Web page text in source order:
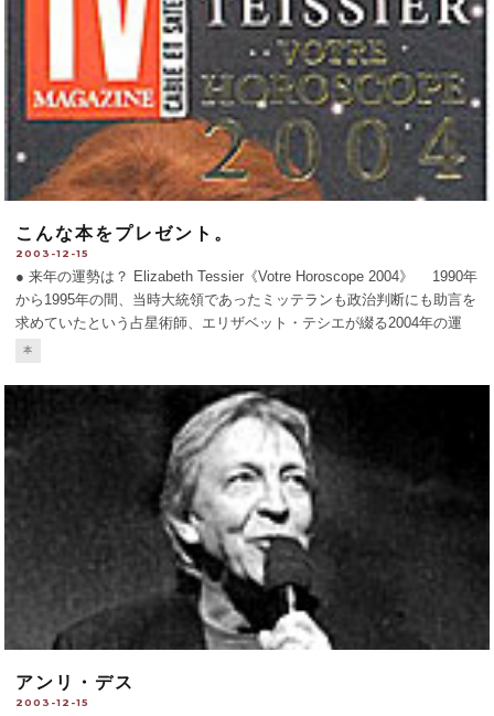
こんな本をプレゼント。
2003-12-15
● 来年の運勢は？ Elizabeth Tessier《Votre Horoscope 2004》 1990年
から1995年の間、当時大統領であったミッテランも政治判断にも助言を
求めていたという占星術師、エリザベット・テシエが綴る2004年の運
勢。各星座ごと、さらに
本
アンリ・デス
2003-12-15